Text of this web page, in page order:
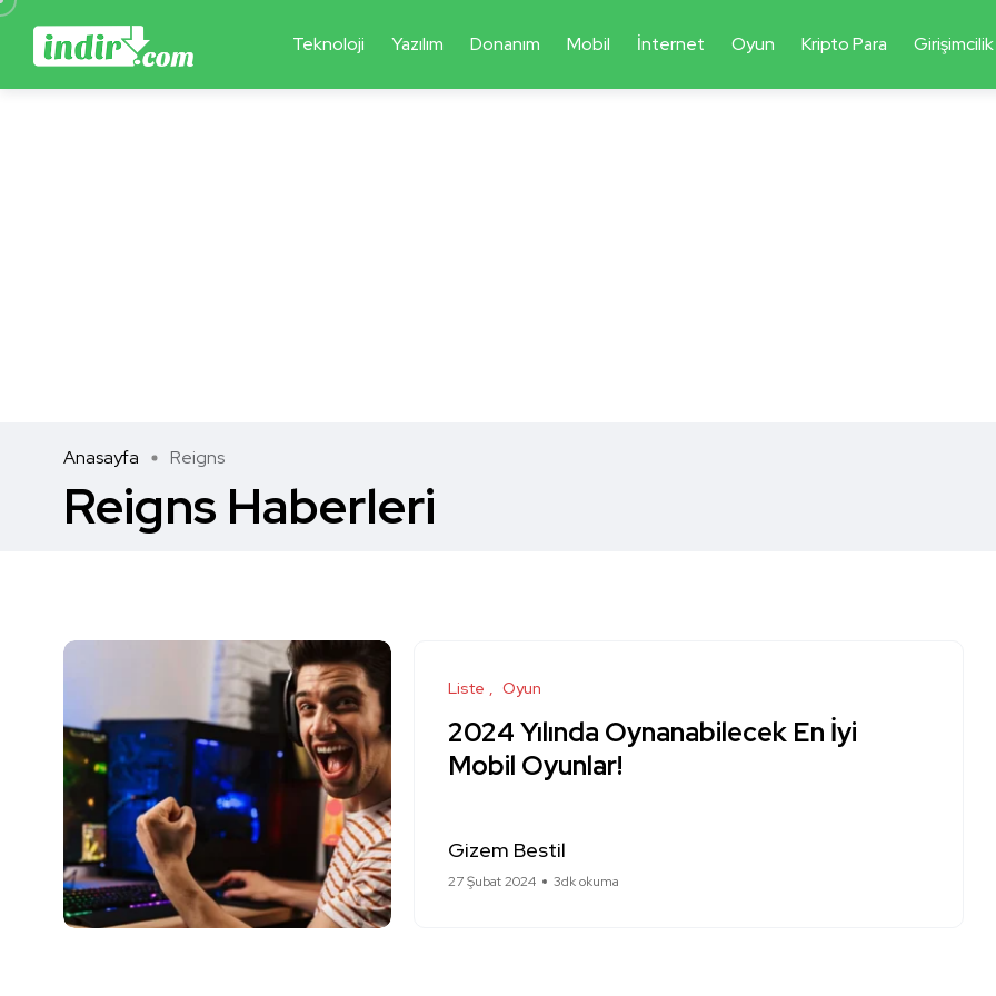
Teknoloji Yazılım Donanım Mobil İnternet Oyun Kripto Para Girişimcilik
Anasayfa Reigns
Reigns Haberleri
Liste Oyun
2024 Yılında Oynanabilecek En İyi
Mobil Oyunlar!
Gizem Bestil
27 Şubat 2024 3dk okuma